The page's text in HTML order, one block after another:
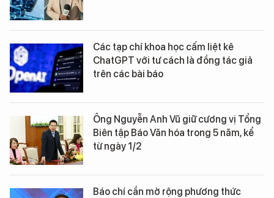
Các tạp chí khoa học cấm liệt kê
ChatGPT với tư cách là đồng tác giả
trên các bài báo
Ông Nguyễn Anh Vũ giữ cương vị Tổng
Biên tập Báo Văn hóa trong 5 năm, kể
từ ngày 1/2
Báo chí cần mở rộng phương thức